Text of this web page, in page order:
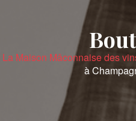
La Maison Mâconnaise des
à